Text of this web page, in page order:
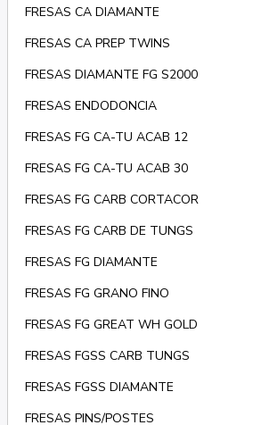
FRESAS CA DIAMANTE
FRESAS CA PREP TWINS
FRESAS DIAMANTE FG S2000
FRESAS ENDODONCIA
FRESAS FG CA-TU ACAB 12
FRESAS FG CA-TU ACAB 30
FRESAS FG CARB CORTACOR
FRESAS FG CARB DE TUNGS
FRESAS FG DIAMANTE
FRESAS FG GRANO FINO
FRESAS FG GREAT WH GOLD
FRESAS FGSS CARB TUNGS
FRESAS FGSS DIAMANTE
FRESAS PINS/POSTES